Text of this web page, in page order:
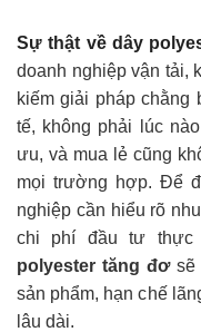
Sự thật về dây
doanh nghiệp vận tải,
kiếm giải pháp chằng
tế, không phải lúc
ưu, và mua lẻ cũng
mọi trường hợp. Để
nghiệp cần hiểu rõ
chi phí đầu tư thực
polyester tăng đơsẽ
sản phẩm, hạn chế
lâu dài.